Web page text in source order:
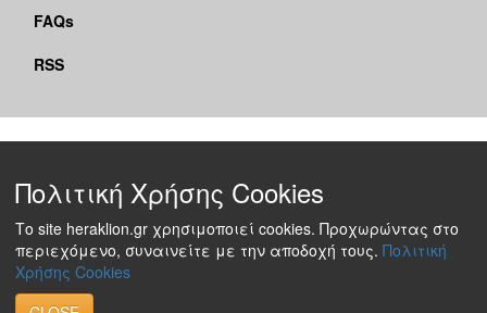
FAQs
RSS
Πολιτική Χρήσης Cookies
Το site heraklion.gr χρησιμοποιεί cookies. Προχωρώντας στο
περιεχόμενο, συναινείτε με την αποδοχή τους. Πολιτική
Χρήσης Cookies